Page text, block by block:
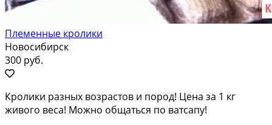
Племенные кролики
Новосибирск
300 руб.
Кролики разных возрастов и пород! Цена за 1 кг
живого веса! Можно общаться по ватсапу!